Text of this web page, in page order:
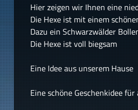
Hier zeigen wir Ihnen eine
Die Hexe ist mit einem
Dazu ein Schwarzwälder
Die Hexe ist voll biegsam
Eine Idee aus unserem Hause
Eine schöne Geschenkidee